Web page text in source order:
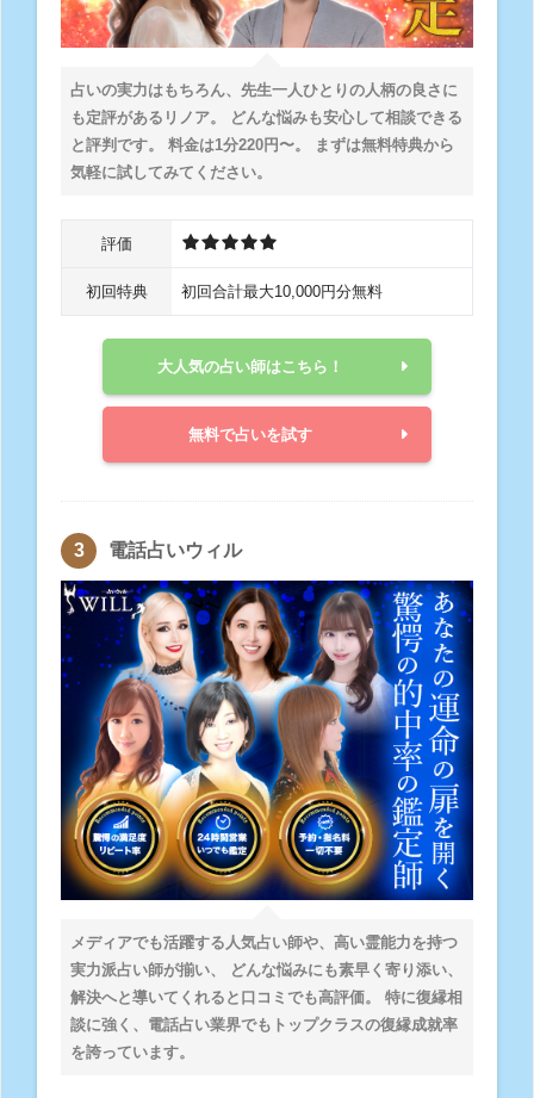
占いの実力はもちろん、先生一人ひとりの人柄の良さに
も定評があるリノア。 どんな悩みも安心して相談できる
と評判です。 料金は1分220円〜。 まずは無料特典から
気軽に試してみてください。
評価
初回特典 初回合計最大10,000円分無料
大人気の占い師はこちら！
無料で占いを試す
電話占いウィル
メディアでも活躍する人気占い師や、高い霊能力を持つ
実力派占い師が揃い、 どんな悩みにも素早く寄り添い、
解決へと導いてくれると口コミでも高評価。 特に復縁相
談に強く、電話占い業界でもトップクラスの復縁成就率
を誇っています。